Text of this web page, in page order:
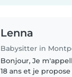
Lenna
Babysitter in
Bonjour, Je
18 ans et je